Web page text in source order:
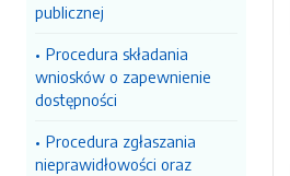
publicznej
Procedura składania
wniosków o zapewnienie
dostępności
Procedura zgłaszania
nieprawidłowości oraz